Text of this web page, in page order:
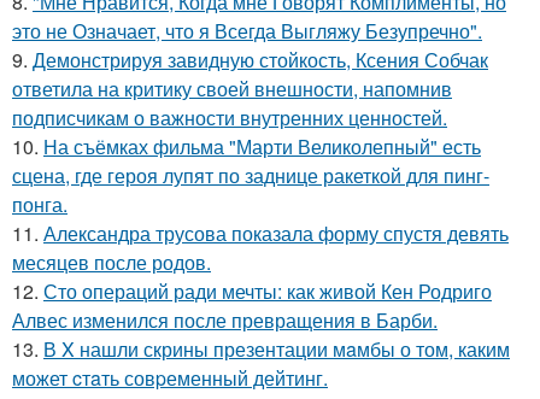
это не Означает, что я Всегда Выгляжу Безупречно".
9. Демонстрируя завидную стойкость, Ксения Собчак
ответила на критику своей внешности, напомнив
подписчикам о важности внутренних ценностей.
10. На съёмках фильма "Марти Великолепный" есть
сцена, где героя лупят по заднице ракеткой для пинг-
понга.
11. Александра трусова показала форму спустя девять
месяцев после родов.
12. Сто операций ради мечты: как живой Кен Родриго
Алвес изменился после превращения в Барби.
13. В X нашли скрины презентации мaмбы о том, каким
может cтaть совpеменный дейтинг.